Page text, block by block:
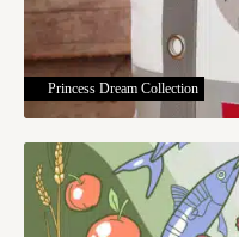
Princess Dream Collection